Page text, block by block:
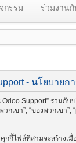
กรรม ร่วมงานกั
- นโยบาย
Support” ร่วมกับ
ขา”, “ของพวกเขา”,
ฟล์ที่สามจะสร้างเ